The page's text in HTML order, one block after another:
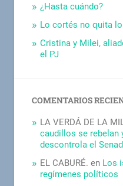
¿Hasta cuándo?
Lo cortés no quita
Cristina y Milei,
el PJ
COMENTARIOS
LA VERDÁ DE LA
caudillos se rebelan
descontrola el
EL CABURÉ. en Los
regímenes políticos